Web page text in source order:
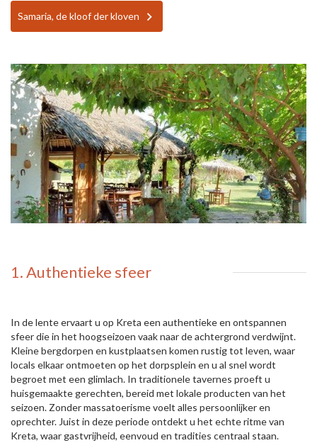
Samaria, de kloof der kloven
1. Authentieke sfeer
In de lente ervaart u op Kreta een authentieke en ontspannen
sfeer die in het hoogseizoen vaak naar de achtergrond verdwijnt.
Kleine bergdorpen en kustplaatsen komen rustig tot leven, waar
locals elkaar ontmoeten op het dorpsplein en u al snel wordt
begroet met een glimlach. In traditionele tavernes proeft u
huisgemaakte gerechten, bereid met lokale producten van het
seizoen. Zonder massatoerisme voelt alles persoonlijker en
oprechter. Juist in deze periode ontdekt u het echte ritme van
Kreta, waar gastvrijheid, eenvoud en tradities centraal staan.